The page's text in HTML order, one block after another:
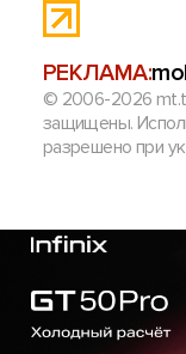
РЕКЛАМА:
© 2006-2026
защищены.
разрешено при